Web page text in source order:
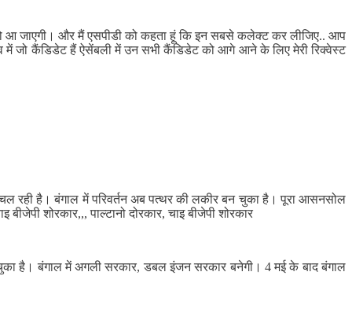
आ जाएगी। और मैं एसपीडी को कहता हूं कि इन सबसे कलेक्ट कर लीजिए.. आप
में जो कैंडिडेट हैं ऐसेंबली में उन सभी कैंडिडेट को आगे आने के लिए मेरी रिक्वेस्ट
चल रही है। बंगाल में परिवर्तन अब पत्थर की लकीर बन चुका है। पूरा आसनसोल
बीजेपी शोरकार,,, पाल्टानो दोरकार, चाइ बीजेपी शोरकार
है। बंगाल में अगली सरकार, डबल इंजन सरकार बनेगी। 4 मई के बाद बंगाल